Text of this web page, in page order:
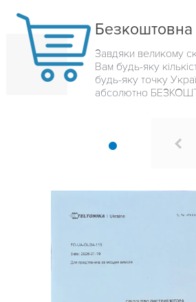
Безкоштовна
Завдяки великому
Вам будь-яку
будь-яку точку
абсолютно